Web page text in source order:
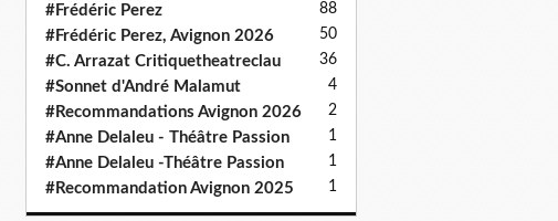
#Frédéric Perez 88
#Frédéric Perez, Avignon 2026 50
#C. Arrazat Critiquetheatreclau 36
#Sonnet d'André Malamut 4
#Recommandations Avignon 2026 2
#Anne Delaleu - Théâtre Passion 1
#Anne Delaleu -Théâtre Passion 1
#Recommandation Avignon 2025 1